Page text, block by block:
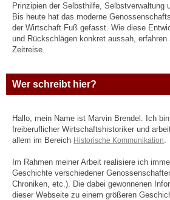
Prinzipien der Selbsthilfe, Selbstverwaltung
Bis heute hat das moderne
der Wirtschaft Fuß gefasst. Wie diese
und Rückschlägen konkret aussah,
Zeitreise.
Wer schreibt hier?
Hallo, mein Name ist Marvin Brendel. Ich bin
freiberuflicher Wirtschaftshistoriker und
allem im Bereich Historische Kommunikation.
Im Rahmen meiner Arbeit realisiere ich
Geschichte verschiedener
Chroniken, etc.). Die dabei gewonnenen
dieser Webseite zu einem größeren